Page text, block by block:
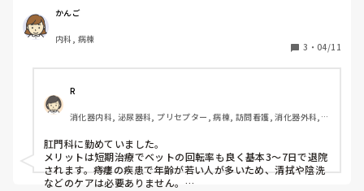
です！どの科も結局は忙しいですが、ケアの時など含め交換
し合いたいと思います。
例えば、
整形外科だった際の
めりっとは意識クリアな人が多かったから話すのが楽しかっ
たし、1日1日変化を患者とも共有出来るた。基本骨の観察メ
インなので異常時わかりやすい。
急変があまりなく、ステルことがない。
デメリットはトイレ誘導。ナースコール呼ばれるたびトイレ
か、たまに転倒。力仕事のため、体力なきゃきついなとかん
じまきた。笑(個人的な意見ですが)
かんご
内科, 病棟
3 ・ 04/11
R
消化器内科, 泌尿器科, プリセプター, 病棟, 訪問看護, 消化器外科,
肛門科に勤めていました。
メリットは短期治療でベットの回転率も良く基本3〜7日で退院
されます。痔瘻の疾患で年齢が若い人が多いため、清拭や陰洗
などのケアは必要ありません。